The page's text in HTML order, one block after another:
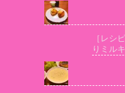
［レシ
りミル